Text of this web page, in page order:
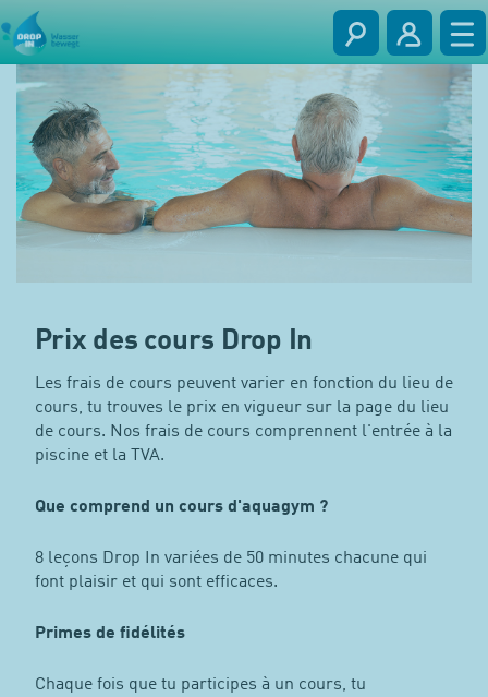
Prix des cours Drop In
Les frais de cours peuvent varier en fonction du lieu de
cours, tu trouves le prix en vigueur sur la page du lieu
de cours. Nos frais de cours comprennent l'entrée à la
piscine et la TVA.
Que comprend un cours d'aquagym ?
8 leçons Drop In variées de 50 minutes chacune qui
font plaisir et qui sont efficaces.
Primes de fidélités
Chaque fois que tu participes à un cours, tu